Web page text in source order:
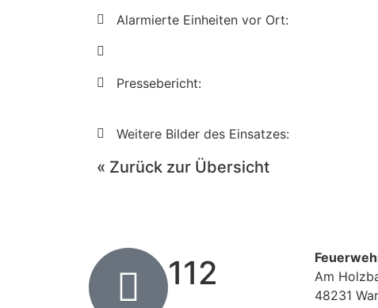
Alarmierte Einheiten vor Ort:
Pressebericht:
Weitere Bilder des Einsatzes:
« Zurück zur Übersicht
112
Am
48231